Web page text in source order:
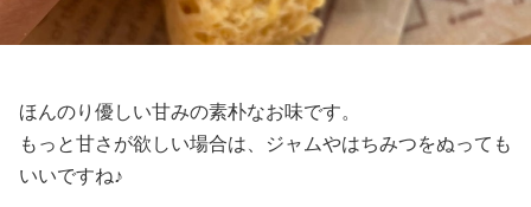
ほんのり優しい甘みの素朴なお味です。
もっと甘さが欲しい場合は、ジャムやはちみつをぬっても
いいですね♪